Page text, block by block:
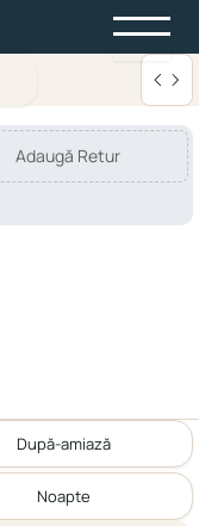
Adaugă Retur
După-amiază
Noapte